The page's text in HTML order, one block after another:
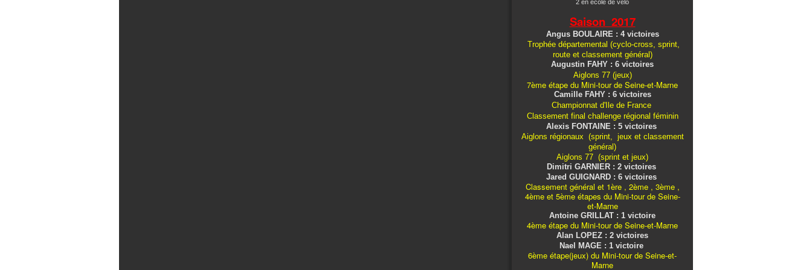
2 en école de vélo
Saison 2017
Angus BOULAIRE : 4 victoires
Trophée départemental (cyclo-cross, sprint,
route et classement général)
Augustin FAHY : 6 victoires
Aiglons 77 (jeux)
7ème étape du Mini-tour de Seine-et-Marne
Camille FAHY : 6 victoires
Championnat d'Ile de France
Classement final challenge régional féminin
Alexis FONTAINE : 5 victoires
Aiglons régionaux (sprint, jeux et classement
général)
Aiglons 77 (sprint et jeux)
Dimitri GARNIER : 2 victoires
Jared GUIGNARD : 6 victoires
Classement général et 1ère , 2ème , 3ème ,
4ème et 5ème étapes du Mini-tour de Seine-
et-Marne
Antoine GRILLAT : 1 victoire
4ème étape du Mini-tour de Seine-et-Marne
Alan LOPEZ : 2 victoires
Nael MAGE : 1 victoire
6ème étape(jeux) du Mini-tour de Seine-et-
Marne